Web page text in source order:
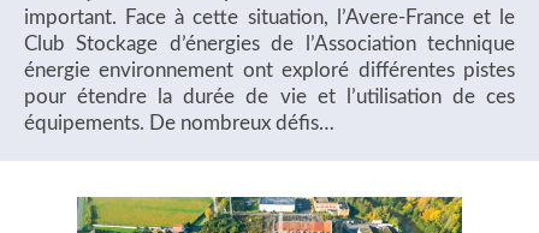
important. Face à cette situation, l’Avere-France et le
Club Stockage d’énergies de l’Association technique
énergie environnement ont exploré différentes pistes
pour étendre la durée de vie et l’utilisation de ces
équipements. De nombreux défis…